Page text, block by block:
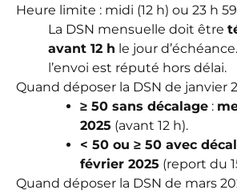
Heure limite : midi (12 h) ou 23 h
La DSN mensuelle doit être
avant 12 h le jour
l’envoi est réputé hors délai.
Quand déposer la DSN de janvier
≥ 50 sans décalage :
2025 (avant 12 h).
< 50 ou ≥ 50 avec
février 2025 (report du
Quand déposer la DSN de mars